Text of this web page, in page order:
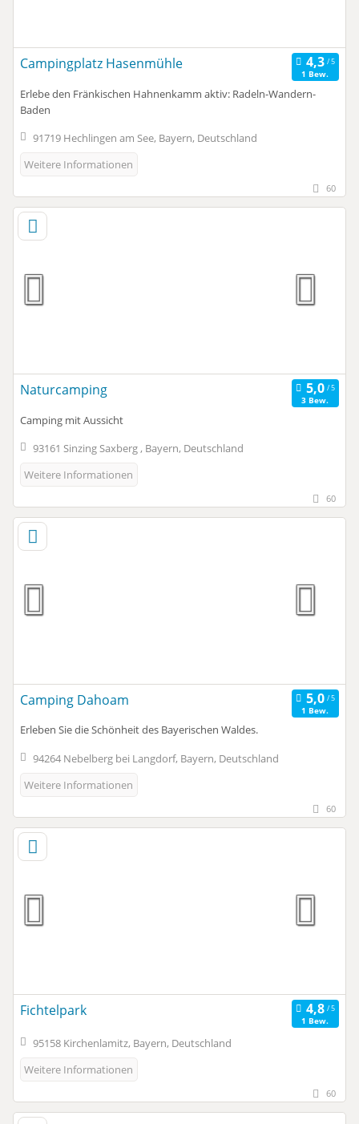
Campingplatz Hasenmühle
1 Bew.
Erlebe den Fränkischen Hahnenkamm aktiv: Radeln-Wandern-
Baden
91719 Hechlingen am See, Bayern, Deutschland
Weitere Informationen
60
Naturcamping
3 Bew.
Camping mit Aussicht
93161 Sinzing Saxberg , Bayern, Deutschland
Weitere Informationen
60
Camping Dahoam
1 Bew.
Erleben Sie die Schönheit des Bayerischen Waldes.
94264 Nebelberg bei Langdorf, Bayern, Deutschland
Weitere Informationen
60
Fichtelpark
1 Bew.
95158 Kirchenlamitz, Bayern, Deutschland
Weitere Informationen
60